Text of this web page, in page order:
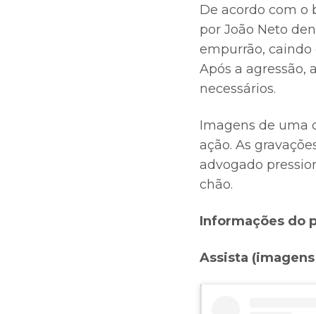
De acordo com o
por João Neto
empurrão,
Após a agressão,
necessários.
Imagens de uma
ação. As
advogado
chão.
Informações do
Assista